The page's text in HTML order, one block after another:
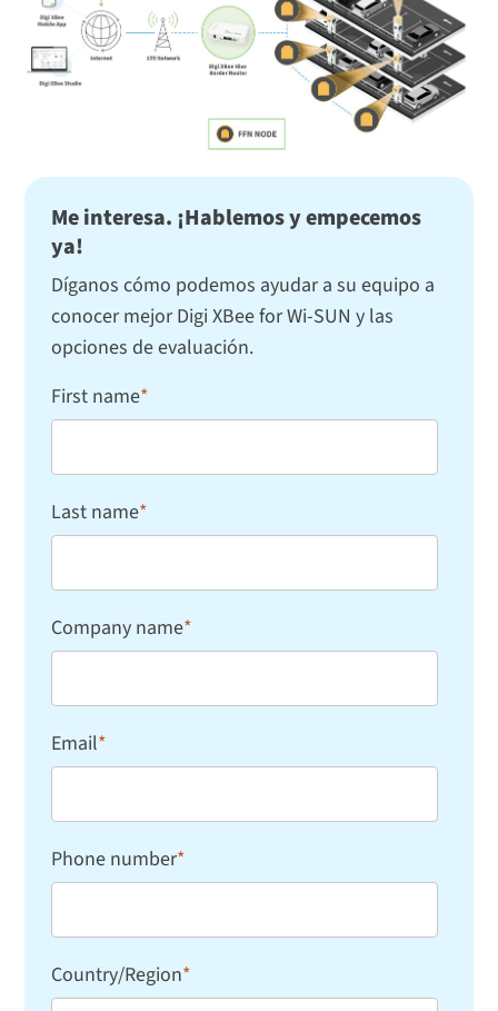
Me interesa. ¡Hablemos y empecemos
ya!
Díganos cómo podemos ayudar a su equipo a
conocer mejor Digi XBee for Wi-SUN y las
opciones de evaluación.
First name*
Last name*
Company name*
Email*
Phone number*
Country/Region*